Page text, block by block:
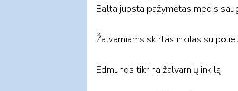
Balta juosta pažymėtas medis
Žalvarniams skirtas inkilas su
Edmunds tikrina žalvarnių inkilą